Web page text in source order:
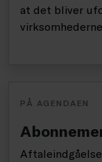
at det bliver
PÅ AGENDAEN